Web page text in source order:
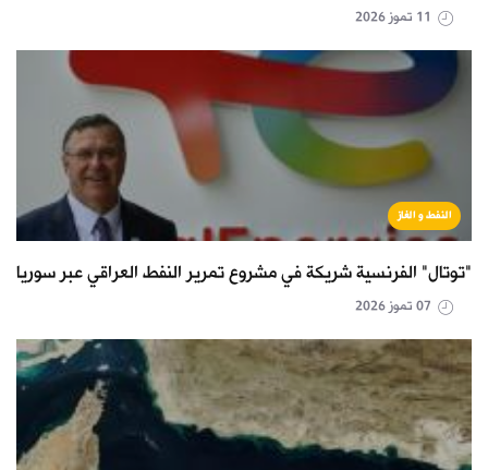
النفط و الغاز
"توتال" الفرنسية شريكة في مشروع تمرير النفط العراقي عبر سوريا